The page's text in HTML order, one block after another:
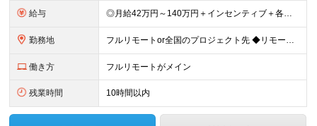
給与 ◎月給42万円～140万円＋インセンティブ＋各種手当 ・エンジニア平均年収640万円 ・入社したエンジニア全員年収UP！平均180万円UP！ ・還元率80~95%！平均還元率86.9% ・単価連動型⇒
勤務地 フルリモートor全国のプロジェクト先 ◆リモート実施率93%（リモート／出社の頻度も自分で選べる） ◆UIターン歓迎！転勤なし ※(変更の範囲)上記を除く当社関連勤務地 ＼独立した評価機関による評価
働き方 フルリモートがメイン
残業時間 10時間以内